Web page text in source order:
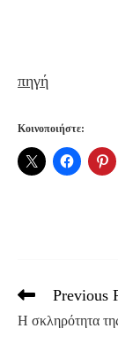
πηγή
Κοινοποιήστε:
Read
articles
Previous
Η σκληρότητα